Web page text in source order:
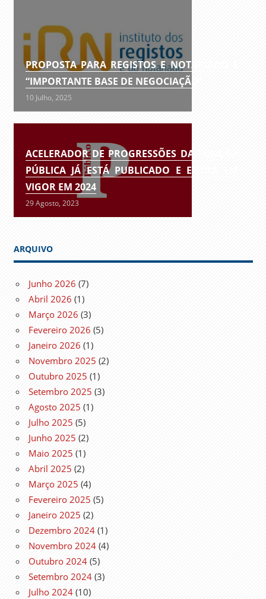
PROPOSTA PARA REGISTOS E NOTARIADO É
“IMPORTANTE BASE DE NEGOCIAÇÃO”
10 Julho, 2025
ACELERADOR DE PROGRESSÕES DA FUNÇÃO
PÚBLICA JÁ ESTÁ PUBLICADO E ENTRA EM
VIGOR EM 2024
29 Agosto, 2023
ARQUIVO
Junho 2026 (7)
Abril 2026 (1)
Março 2026 (3)
Fevereiro 2026 (5)
Janeiro 2026 (1)
Novembro 2025 (2)
Outubro 2025 (1)
Setembro 2025 (3)
Agosto 2025 (1)
Julho 2025 (5)
Junho 2025 (2)
Maio 2025 (1)
Abril 2025 (2)
Março 2025 (4)
Fevereiro 2025 (5)
Janeiro 2025 (2)
Dezembro 2024 (1)
Novembro 2024 (4)
Outubro 2024 (5)
Setembro 2024 (3)
Julho 2024 (10)